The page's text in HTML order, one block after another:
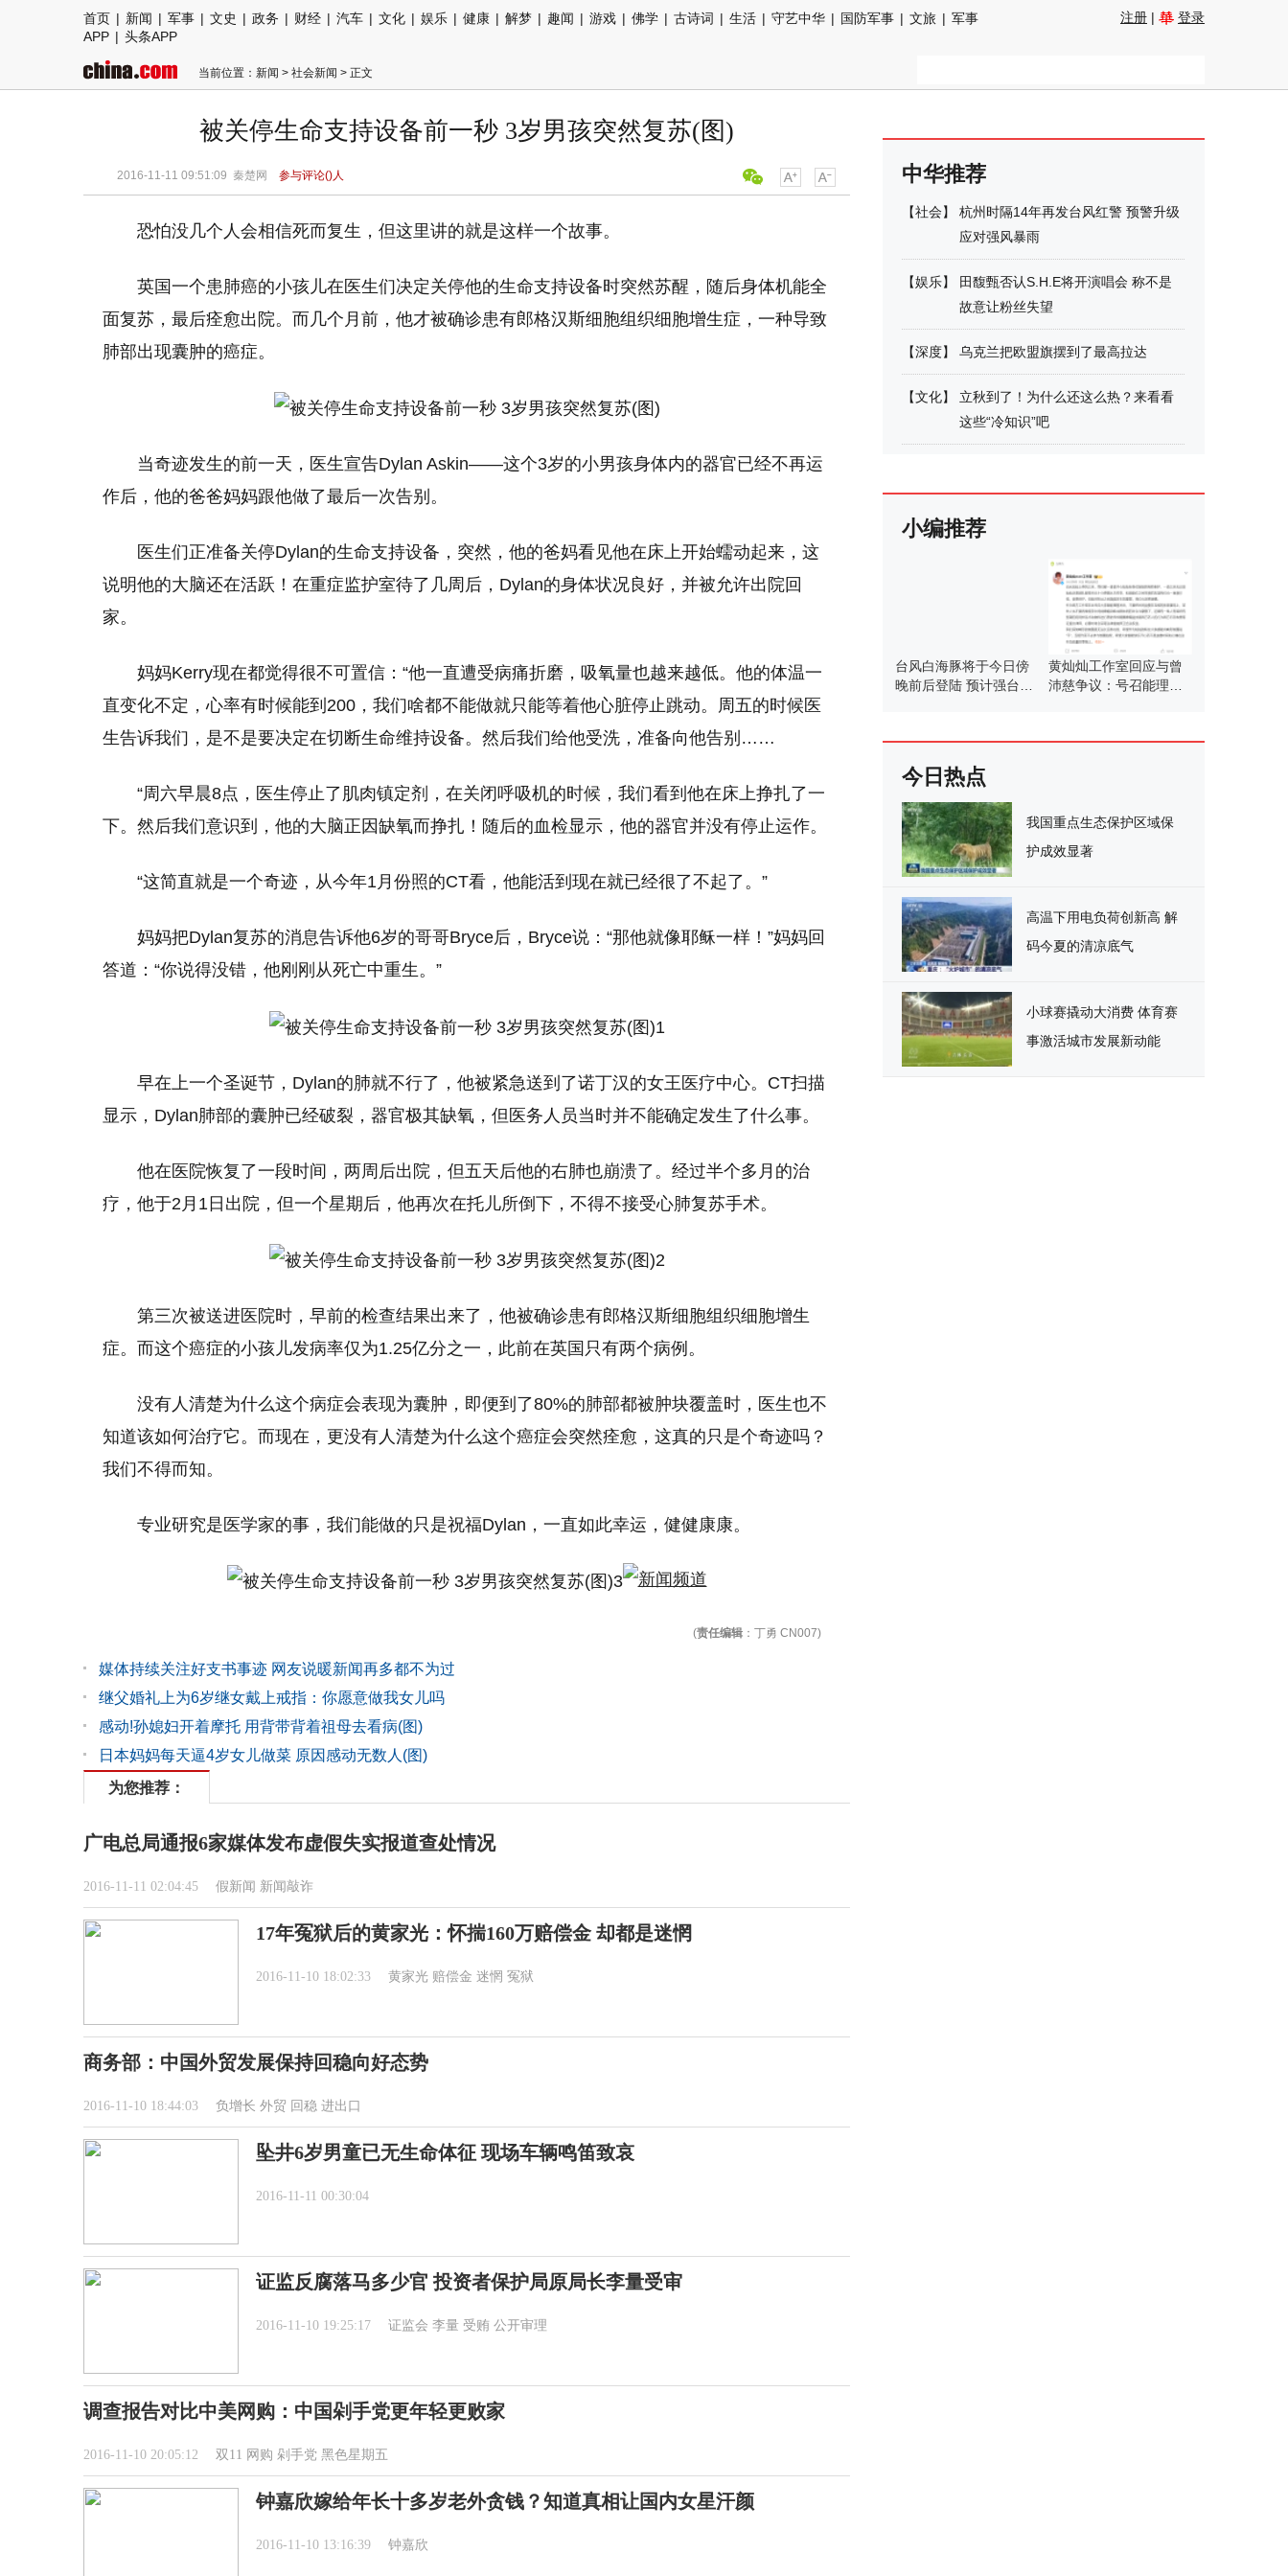
首页 | 新闻 | 军事 | 文史 | 政务 | 财经 | 汽车 | 文化 | 娱乐 | 健康 | 解梦 | 趣闻 | 游戏 | 佛学 | 古诗词 | 生活 | 守艺中华 | 国防军事 | 文旅 | 军事
APP | 头条APP
注册 | 登录
当前位置： 新闻 > 社会新闻 > 正文
被关停生命支持设备前一秒 3岁男孩突然复苏(图)
2016-11-11 09:51:09 秦楚网 参与评论()人
恐怕没几个人会相信死而复生，但这里讲的就是这样一个故事。
英国一个患肺癌的小孩儿在医生们决定关停他的生命支持设备时突然苏醒，随后身体机能全
面复苏，最后痊愈出院。而几个月前，他才被确诊患有郎格汉斯细胞组织细胞增生症，一种导致
肺部出现囊肿的癌症。
当奇迹发生的前一天，医生宣告Dylan Askin——这个3岁的小男孩身体内的器官已经不再运
作后，他的爸爸妈妈跟他做了最后一次告别。
医生们正准备关停Dylan的生命支持设备，突然，他的爸妈看见他在床上开始蠕动起来，这
说明他的大脑还在活跃！在重症监护室待了几周后，Dylan的身体状况良好，并被允许出院回
家。
妈妈Kerry现在都觉得很不可置信：“他一直遭受病痛折磨，吸氧量也越来越低。他的体温一
直变化不定，心率有时候能到200，我们啥都不能做就只能等着他心脏停止跳动。周五的时候医
生告诉我们，是不是要决定在切断生命维持设备。然后我们给他受洗，准备向他告别……
“周六早晨8点，医生停止了肌肉镇定剂，在关闭呼吸机的时候，我们看到他在床上挣扎了一
下。然后我们意识到，他的大脑正因缺氧而挣扎！随后的血检显示，他的器官并没有停止运作。
“这简直就是一个奇迹，从今年1月份照的CT看，他能活到现在就已经很了不起了。”
妈妈把Dylan复苏的消息告诉他6岁的哥哥Bryce后，Bryce说：“那他就像耶稣一样！”妈妈回
答道：“你说得没错，他刚刚从死亡中重生。”
早在上一个圣诞节，Dylan的肺就不行了，他被紧急送到了诺丁汉的女王医疗中心。CT扫描
显示，Dylan肺部的囊肿已经破裂，器官极其缺氧，但医务人员当时并不能确定发生了什么事。
他在医院恢复了一段时间，两周后出院，但五天后他的右肺也崩溃了。经过半个多月的治
疗，他于2月1日出院，但一个星期后，他再次在托儿所倒下，不得不接受心肺复苏手术。
第三次被送进医院时，早前的检查结果出来了，他被确诊患有郎格汉斯细胞组织细胞增生
症。而这个癌症的小孩儿发病率仅为1.25亿分之一，此前在英国只有两个病例。
没有人清楚为什么这个病症会表现为囊肿，即便到了80%的肺部都被肿块覆盖时，医生也不
知道该如何治疗它。而现在，更没有人清楚为什么这个癌症会突然痊愈，这真的只是个奇迹吗？
我们不得而知。
专业研究是医学家的事，我们能做的只是祝福Dylan，一直如此幸运，健健康康。
(责任编辑 ：丁勇 CN007)
媒体持续关注好支书事迹 网友说暖新闻再多都不为过
继父婚礼上为6岁继女戴上戒指：你愿意做我女儿吗
感动!孙媳妇开着摩托 用背带背着祖母去看病(图)
日本妈妈每天逼4岁女儿做菜 原因感动无数人(图)
为您推荐：
广电总局通报6家媒体发布虚假失实报道查处情况
2016-11-11 02:04:45 假新闻 新闻敲诈
17年冤狱后的黄家光：怀揣160万赔偿金 却都是迷惘
2016-11-10 18:02:33 黄家光 赔偿金 迷惘 冤狱
商务部：中国外贸发展保持回稳向好态势
2016-11-10 18:44:03 负增长 外贸 回稳 进出口
坠井6岁男童已无生命体征 现场车辆鸣笛致哀
2016-11-11 00:30:04
证监反腐落马多少官 投资者保护局原局长李量受审
2016-11-10 19:25:17 证监会 李量 受贿 公开审理
调查报告对比中美网购：中国剁手党更年轻更败家
2016-11-10 20:05:12 双11 网购 剁手党 黑色星期五
钟嘉欣嫁给年长十多岁老外贪钱？知道真相让国内女星汗颜
2016-11-10 13:16:39 钟嘉欣
中华推荐
【社会】
杭州时隔14年再发台风红警 预警升级
应对强风暴雨
【娱乐】
田馥甄否认S.H.E将开演唱会 称不是
故意让粉丝失望
【深度】 乌克兰把欧盟旗摆到了最高拉达
【文化】
立秋到了！为什么还这么热？来看看
这些“冷知识”吧
小编推荐
台风白海豚将于今日傍
晚前后登陆 预计强台风
黄灿灿工作室回应与曾
沛慈争议：号召能理智
今日热点
我国重点生态保护区域保
护成效显著
高温下用电负荷创新高 解
码今夏的清凉底气
小球赛撬动大消费 体育赛
事激活城市发展新动能